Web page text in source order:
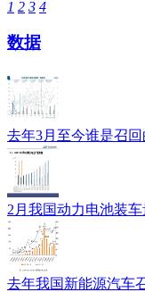
1 2 3 4
数据
去年3月至今谁是召
2月我国动力电池装
去年我国新能源汽车